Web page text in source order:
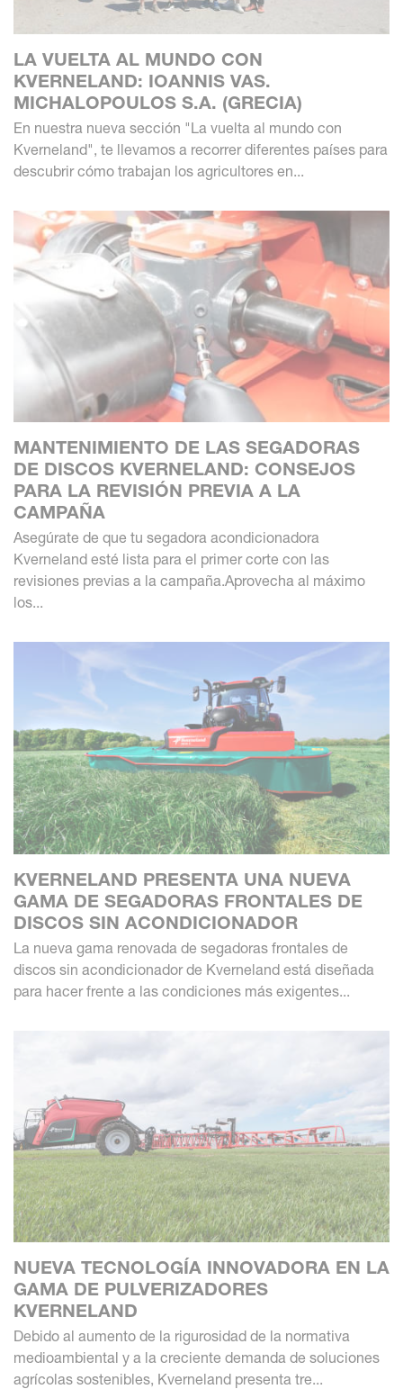
LA VUELTA AL MUNDO CON
KVERNELAND: IOANNIS VAS.
MICHALOPOULOS S.A. (GRECIA)
En nuestra nueva sección "La vuelta al mundo con
Kverneland", te llevamos a recorrer diferentes países para
descubrir cómo trabajan los agricultores en...
MANTENIMIENTO DE LAS SEGADORAS
DE DISCOS KVERNELAND: CONSEJOS
PARA LA REVISIÓN PREVIA A LA
CAMPAÑA
Asegúrate de que tu segadora acondicionadora
Kverneland esté lista para el primer corte con las
revisiones previas a la campaña.Aprovecha al máximo
los...
KVERNELAND PRESENTA UNA NUEVA
GAMA DE SEGADORAS FRONTALES DE
DISCOS SIN ACONDICIONADOR
La nueva gama renovada de segadoras frontales de
discos sin acondicionador de Kverneland está diseñada
para hacer frente a las condiciones más exigentes...
NUEVA TECNOLOGÍA INNOVADORA EN LA
GAMA DE PULVERIZADORES
KVERNELAND
Debido al aumento de la rigurosidad de la normativa
medioambiental y a la creciente demanda de soluciones
agrícolas sostenibles, Kverneland presenta tre...